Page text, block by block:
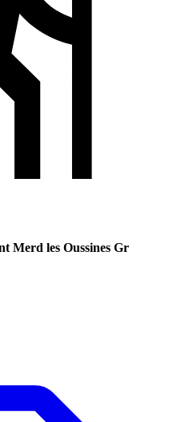
Merd les Oussines Gr